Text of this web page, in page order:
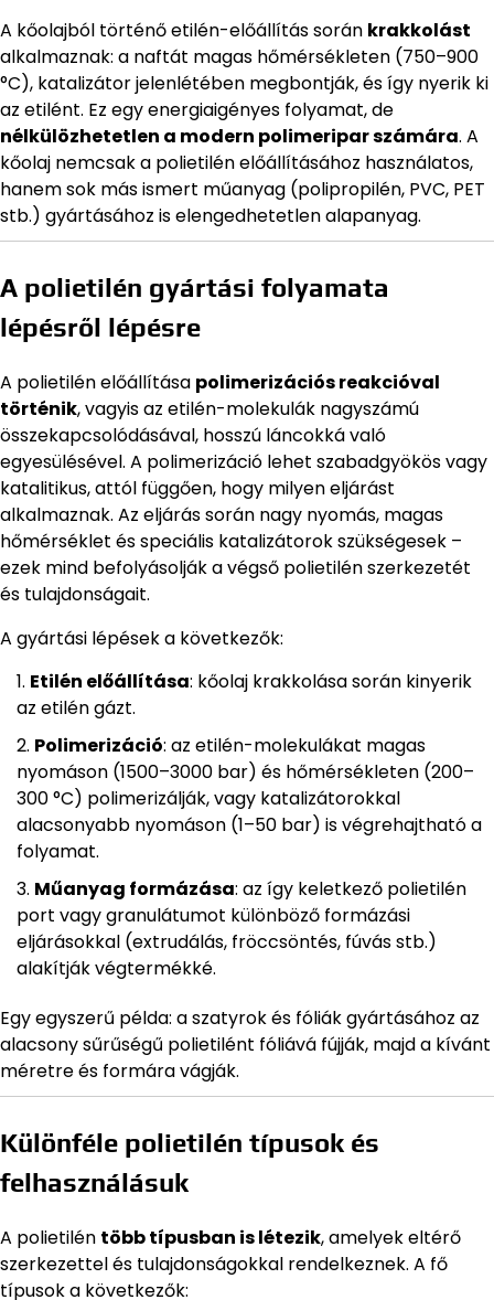
A kőolajból történő etilén-előállítás során krakkolást
alkalmaznak: a naftát magas hőmérsékleten (750–900
°C), katalizátor jelenlétében megbontják, és így nyerik ki
az etilént. Ez egy energiaigényes folyamat, de
nélkülözhetetlen a modern polimeripar számára. A
kőolaj nemcsak a polietilén előállításához használatos,
hanem sok más ismert műanyag (polipropilén, PVC, PET
stb.) gyártásához is elengedhetetlen alapanyag.
A polietilén gyártási folyamata
lépésről lépésre
A polietilén előállítása polimerizációs reakcióval
történik, vagyis az etilén-molekulák nagyszámú
összekapcsolódásával, hosszú láncokká való
egyesülésével. A polimerizáció lehet szabadgyökös vagy
katalitikus, attól függően, hogy milyen eljárást
alkalmaznak. Az eljárás során nagy nyomás, magas
hőmérséklet és speciális katalizátorok szükségesek –
ezek mind befolyásolják a végső polietilén szerkezetét
és tulajdonságait.
A gyártási lépések a következők:
Etilén előállítása: kőolaj krakkolása során kinyerik
az etilén gázt.
Polimerizáció: az etilén-molekulákat magas
nyomáson (1500–3000 bar) és hőmérsékleten (200–
300 °C) polimerizálják, vagy katalizátorokkal
alacsonyabb nyomáson (1–50 bar) is végrehajtható a
folyamat.
Műanyag formázása: az így keletkező polietilén
port vagy granulátumot különböző formázási
eljárásokkal (extrudálás, fröccsöntés, fúvás stb.)
alakítják végtermékké.
Egy egyszerű példa: a szatyrok és fóliák gyártásához az
alacsony sűrűségű polietilént fóliává fújják, majd a kívánt
méretre és formára vágják.
Különféle polietilén típusok és
felhasználásuk
A polietilén több típusban is létezik, amelyek eltérő
szerkezettel és tulajdonságokkal rendelkeznek. A fő
típusok a következők: